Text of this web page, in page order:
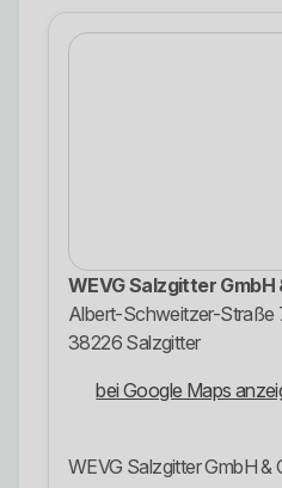
WEVG Salzgitter GmbH
Albert-Schweitzer-Straße
38226 Salzgitter
bei Google Maps
WEVG Salzgitter GmbH &